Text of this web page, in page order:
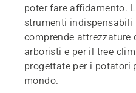
poter fare affidamento.
strumenti indispensabili
comprende
arboristi e per il tree
progettate per i
mondo.